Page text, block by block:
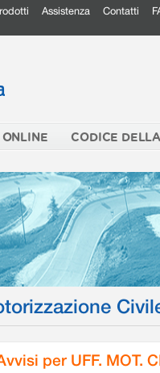
Assistenza Contatti
ONLINE CODICE
per UFF. MOT.